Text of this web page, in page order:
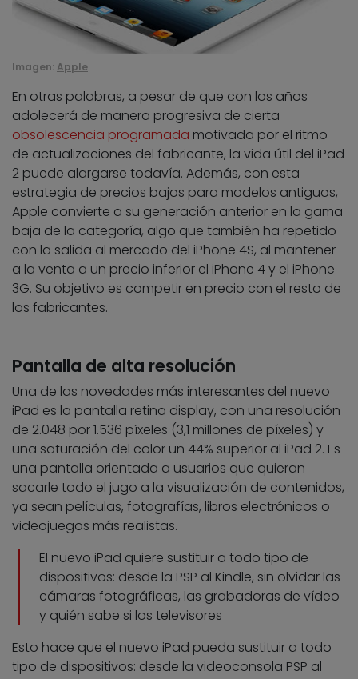
Imagen: Apple
En otras palabras, a pesar de que con los años
adolecerá de manera progresiva de cierta
obsolescencia programada motivada por el ritmo
de actualizaciones del fabricante, la vida útil del iPad
2 puede alargarse todavía. Además, con esta
estrategia de precios bajos para modelos antiguos,
Apple convierte a su generación anterior en la gama
baja de la categoría, algo que también ha repetido
con la salida al mercado del iPhone 4S, al mantener
a la venta a un precio inferior el iPhone 4 y el iPhone
3G. Su objetivo es competir en precio con el resto de
los fabricantes.
Pantalla de alta resolución
Una de las novedades más interesantes del nuevo
iPad es la pantalla retina display, con una resolución
de 2.048 por 1.536 píxeles (3,1 millones de píxeles) y
una saturación del color un 44% superior al iPad 2. Es
una pantalla orientada a usuarios que quieran
sacarle todo el jugo a la visualización de contenidos,
ya sean películas, fotografías, libros electrónicos o
videojuegos más realistas.
El nuevo iPad quiere sustituir a todo tipo de
dispositivos: desde la PSP al Kindle, sin olvidar las
cámaras fotográficas, las grabadoras de vídeo
y quién sabe si los televisores
Esto hace que el nuevo iPad pueda sustituir a todo
tipo de dispositivos: desde la videoconsola PSP al